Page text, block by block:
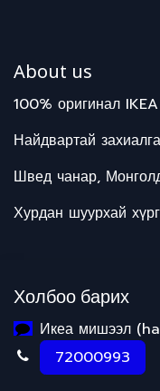
About us
100% оригинал
Найдвартай
Швед чанар,
Хурдан шуурхай
Холбоо барих
Икеа мишээл
72000993